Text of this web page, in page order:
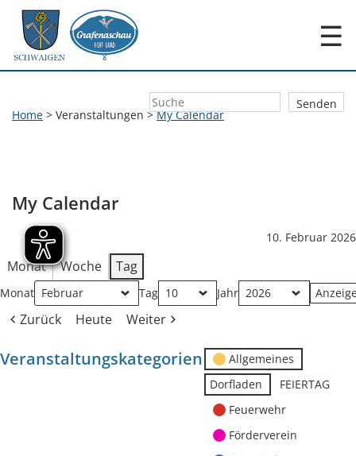
☰
Home > Veranstaltungen >My Calendar
My Calendar
10. Februar 2026
Monat Woche Tag
Monat Tag Jahr
Zurück Heute Weiter
Veranstaltungskategorien
Allgemeines
Dorfladen
FEIERTAG
Feuerwehr
Förderverein